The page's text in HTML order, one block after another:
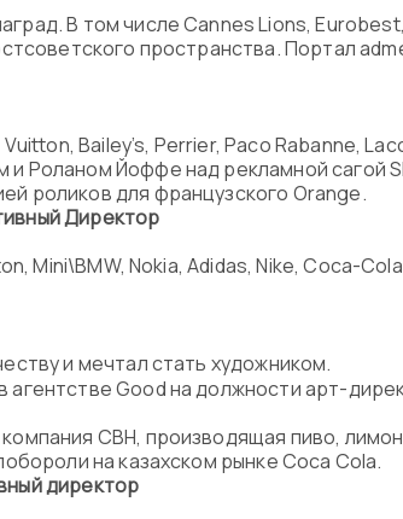
В том числе Cannes Lions,
пространства. Портал
Bailey’s, Perrier, Paco Rabanne,
Роланом Йоффе над рекламной сагой
роликов для французского Orange.
Директор
Mini\BMW, Nokia, Adidas, Nike, Coca-
и мечтал стать художником.
Good на должности арт-
CBH, производящая пиво,
на казахском рынке Coca Cola.
директор